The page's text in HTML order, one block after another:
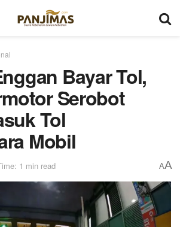
Bayar Tol,
Serobot
Tol
Mobil
1 min read AA